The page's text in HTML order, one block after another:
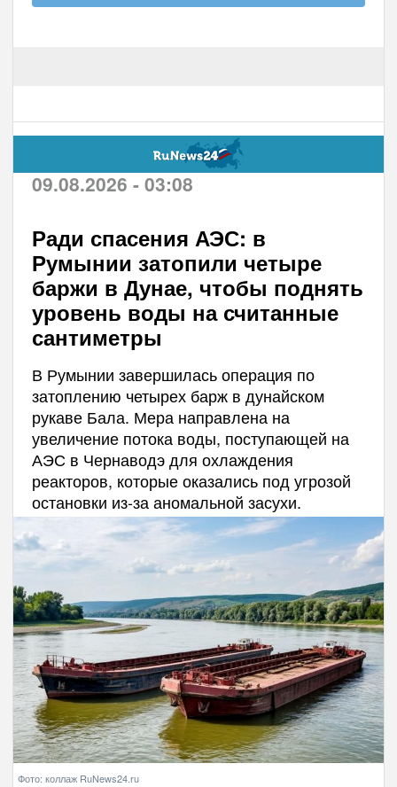
09.08.2026 - 03:08
Ради спасения АЭС: в
Румынии затопили четыре
баржи в Дунае, чтобы поднять
уровень воды на считанные
сантиметры
В Румынии завершилась операция по
затоплению четырех барж в дунайском
рукаве Бала. Мера направлена на
увеличение потока воды, поступающей на
АЭС в Чернаводэ для охлаждения
реакторов, которые оказались под угрозой
остановки из-за аномальной засухи.
Фото: коллаж RuNews24.ru